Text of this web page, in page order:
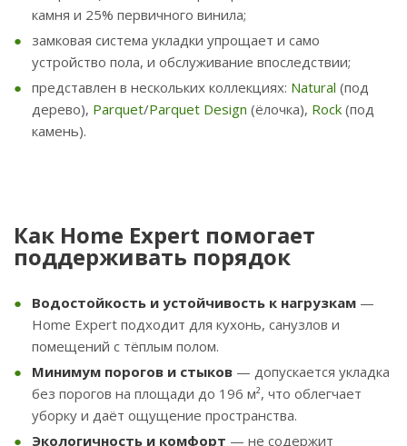
камня и 25% первичного винила;
замковая система укладки упрощает и само
устройство пола, и обслуживание впоследствии;
представлен в нескольких коллекциях: Natural (под
дерево), Parquet/Parquet Design (ёлочка), Rock (под
камень).
Как Home Expert помогает
поддерживать порядок
Водостойкость и устойчивость к нагрузкам —
Home Expert подходит для кухонь, санузлов и
помещений с тёплым полом.
Минимум порогов и стыков — допускается укладка
без порогов на площади до 196 м², что облегчает
уборку и даёт ощущение пространства.
Экологичность и комфорт — не содержит